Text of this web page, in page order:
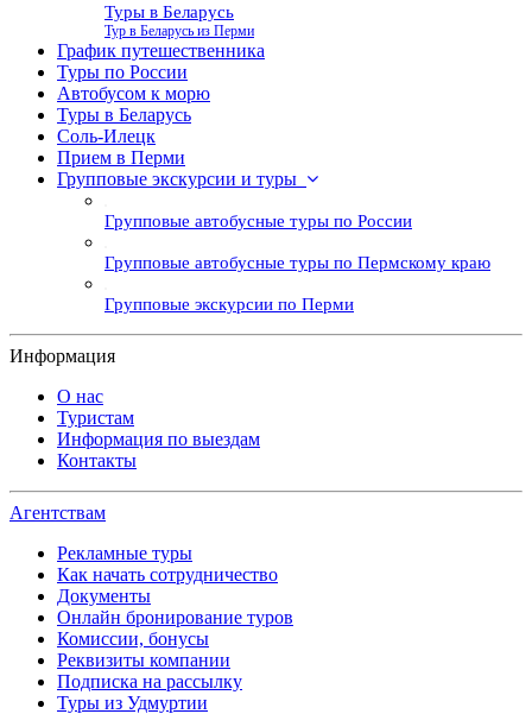
Туры в Беларусь
Тур в Беларусь из Перми
График путешественника
Туры по России
Автобусом к морю
Туры в Беларусь
Соль-Илецк
Прием в Перми
Групповые экскурсии и туры
Групповые автобусные туры по России
Групповые автобусные туры по Пермскому краю
Групповые экскурсии по Перми
Информация
О нас
Туристам
Информация по выездам
Контакты
Агентствам
Рекламные туры
Как начать сотрудничество
Документы
Онлайн бронирование туров
Комиссии, бонусы
Реквизиты компании
Подписка на рассылку
Туры из Удмуртии